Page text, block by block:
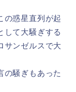
の惑星直列が起
して大騒ぎする
サンゼルスで大
の騒ぎもあった